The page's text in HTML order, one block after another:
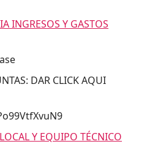
INGRESOS Y GASTOS
DAR CLICK AQUI
Y EQUIPO TÉCNICO